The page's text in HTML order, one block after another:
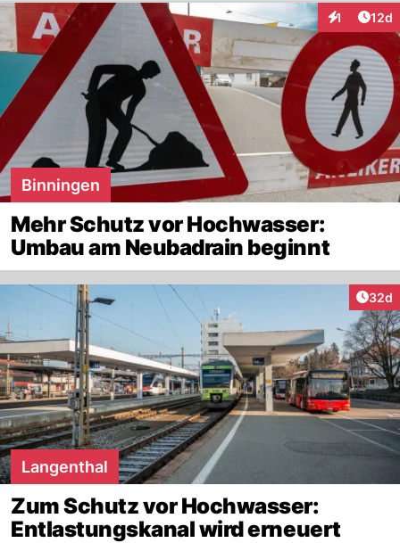
1 12d
Binningen
Mehr Schutz vor Hochwasser:
Umbau am Neubadrain beginnt
32d
Langenthal
Zum Schutz vor Hochwasser:
Entlastungskanal wird erneuert